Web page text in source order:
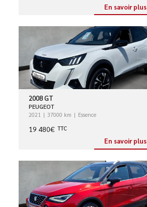
En savoir plus
2008 GT
PEUGEOT
2021 37000 km Essence
19 480€ TTC
En savoir plus